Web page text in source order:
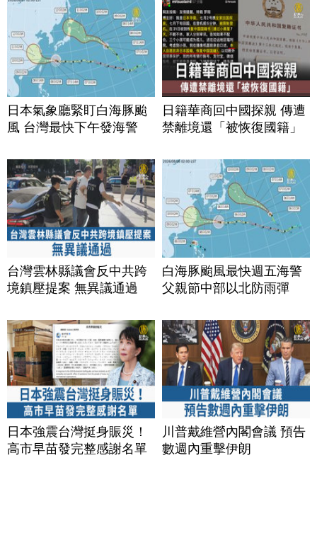
日本氣象廳緊盯白海豚颱
風 台灣最快下午發海警
日籍華商回中國探親 傳遭
禁離境還「被恢復國籍」
台灣雲林縣議會反中共跨
境鎮壓提案 無異議通過
白海豚颱風最快週五海警
父親節中部以北防雨彈
日本強震台灣挺身賑災！
高市早苗發完整感謝名單
川普戴維營內閣會議 預告
數週內重擊伊朗